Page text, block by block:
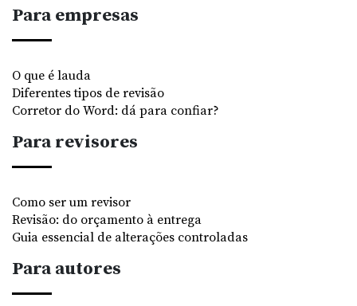
Para empresas
O que é lauda
Diferentes tipos de revisão
Corretor do Word: dá para confiar?
Para revisores
Como ser um revisor
Revisão: do orçamento à entrega
Guia essencial de alterações controladas
Para autores